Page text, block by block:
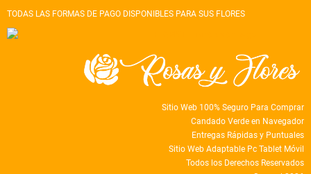
TODAS LAS FORMAS DE PAGO DISPONIBLES PARA SUS FLORES
Sitio Web 100% Seguro Para Comprar
Candado Verde en Navegador
Entregas Rápidas y Puntuales
Sitio Web Adaptable Pc Tablet Móvil
Todos los Derechos Reservados